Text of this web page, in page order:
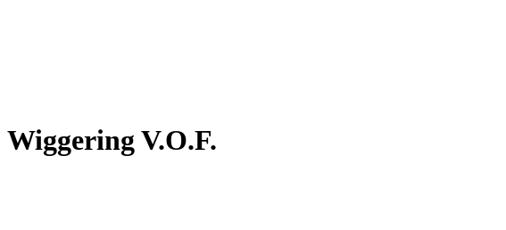
Wiggering V.O.F.